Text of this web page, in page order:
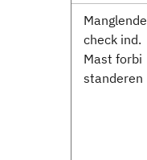
Manglende
check ind.
Mast forbi
standeren